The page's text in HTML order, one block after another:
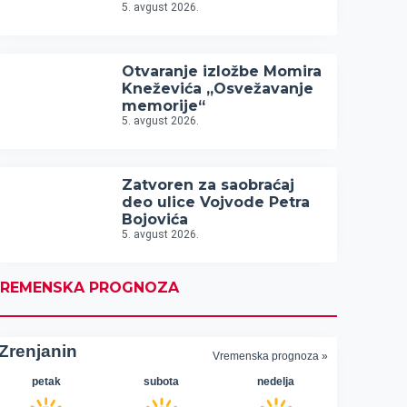
5. avgust 2026.
Otvaranje izložbe Momira
Kneževića „Osvežavanje
memorije“
5. avgust 2026.
Zatvoren za saobraćaj
deo ulice Vojvode Petra
Bojovića
5. avgust 2026.
PROGNOZA